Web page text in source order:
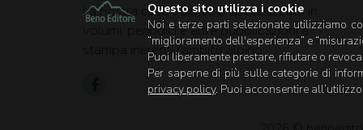
La nostra casa editrice è specializzata in
volumi, periodici e altre pubblicazioni a
stampa inerenti l'ambito alpino.
Questo sito utilizza i cookie
Noi e terze parti selezionate utilizziamo
“miglioramento dell'esperienza” e
Puoi liberamente prestare, rifiutare o
Per saperne di più sulle categorie di
privacy policy. Puoi acconsentire